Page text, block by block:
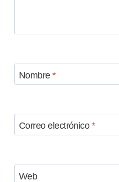
Nombre*
Correo electrónico *
Web